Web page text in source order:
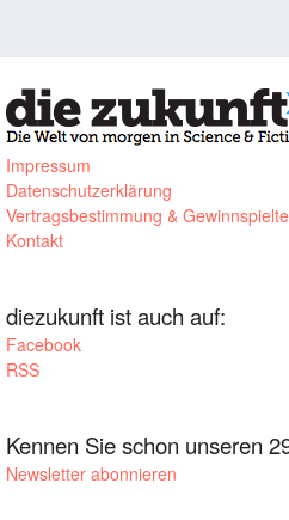
Impressum
Datenschutzerklärung
Vertragsbestimmung &
Kontakt
diezukunft ist auch auf:
Facebook
RSS
Kennen Sie schon unseren
Newsletter abonnieren